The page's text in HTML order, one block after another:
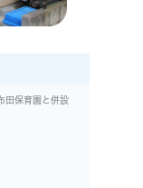
保育園と併設